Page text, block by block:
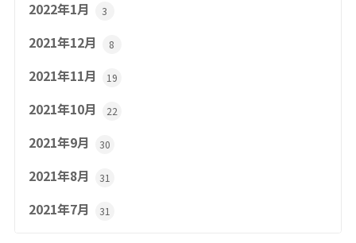
2022年1月 3
2021年12月 8
2021年11月 19
2021年10月 22
2021年9月 30
2021年8月 31
2021年7月 31